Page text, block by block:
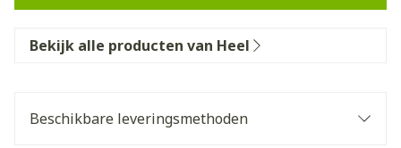
Bekijk alle producten van Heel
Beschikbare leveringsmethoden